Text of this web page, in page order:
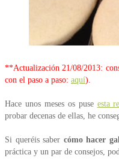
**Actualización 21/08/2013:
con el paso a paso: aquí).
Hace unos meses os puse esta
probar decenas de ellas, he
Si queréis saber cómo hacer
práctica y un par de consejos,